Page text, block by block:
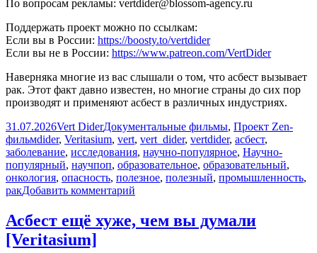
По вопросам рекламы: vertdider@blossom-agency.ru
Поддержать проект можно по ссылкам:
Если вы в России: https://boosty.to/vertdider
Если вы не в России: https://www.patreon.com/VertDider
Наверняка многие из вас слышали о том, что асбест вызывает
рак. Этот факт давно известен, но многие страны до сих пор
производят и применяют асбест в различных индустриях.
Опубликовано
31.07.2026Автор
Vert DiderРубрики
Документальные фильмы, Проект Zen-
фильмМетки
dider, Veritasium, vert, vert_dider, vertdider, асбест,
заболевание, исследования, научно-популярное, Научно-
популярный, научпоп, образовательное, образовательный,
онкология, опасность, полезное, полезный, промышленность,
ракДобавить комментарий
ещё
Асбест ещё хуже, чем вы думали
[Veritasium]